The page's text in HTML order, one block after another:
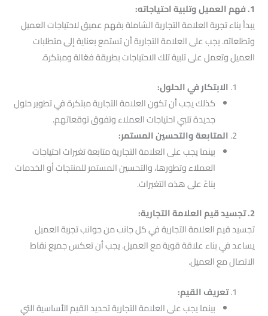
1. فهم العميل وتلبية احتياجاته:
يبدأ بناء تجربة العلامة التجارية الشاملة بفهم عميق لاحتياجات العميل
وتطلعاته. يجب على العلامة التجارية أن تستمع بعناية إلى متطلبات
العميل وتعمل على تلبية تلك الاحتياجات بطريقة فعّالة ومبتكرة.
الابتكار في الحلول:
كذلك يجب أن تكون العلامة التجارية مبتكرة في تطوير حلول
جديدة تلبي احتياجات العملاء وتفوق توقعاتهم.
المتابعة والتحسين المستمر:
بينما يجب على العلامة التجارية متابعة تغيرات احتياجات
العملاء وتطورها، والتحسين المستمر للمنتجات أو الخدمات
بناءً على هذه التغيرات.
2. تجسيد قيم العلامة التجارية:
تجسيد قيم العلامة التجارية في كل جانب من جوانب تجربة العميل
يساعد في بناء علاقة قوية مع العميل. يجب أن تعكس جميع نقاط
الاتصال مع العميل.
تعريف القيم:
بينما يجب على العلامة التجارية تحديد القيم الأساسية التي